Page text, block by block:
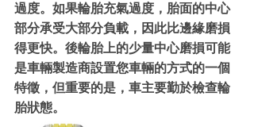
過度。如果輪胎充氣過度，胎面的中心
部分承受大部分負載，因此比邊緣磨損
得更快。後輪胎上的少量中心磨損可能
是車輛製造商設置您車輛的方式的一個
特徵，但重要的是，車主要勤於檢查輪
胎狀態。